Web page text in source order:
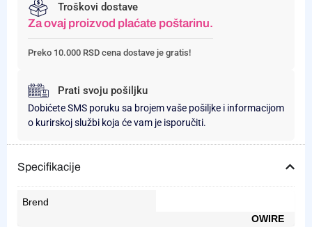
Troškovi dostave
Za ovaj proizvod plaćate poštarinu.
Preko 10.000 RSD cena dostave je gratis!
Prati svoju pošiljku
Dobićete SMS poruku sa brojem vaše pošiljke i informacijom
o kurirskoj službi koja će vam je isporučiti.
Specifikacije
Brend
OWIRE